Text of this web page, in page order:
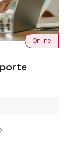
Online